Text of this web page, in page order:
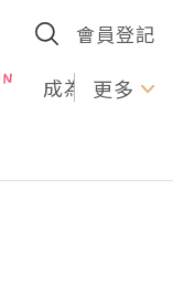
會員登記
成為U更多